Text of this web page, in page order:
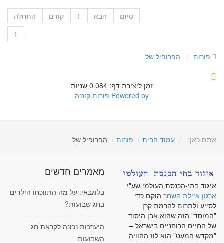
התחלה קודם 1 הבא
סיום
1
פורום הפרופיל של
זמן ליצירת דף: 0.084 שניות
Powered by פורום קוננה
אתם כאן: עמוד הבית פורום הפרופיל של
איגוד בתי-הכנסת העולמי שע"י
ארגון איילת השחר הוקם כדי
לסייע ולתרום להרמת קרן
"המוסד" הזה שהוא אבן היסוד
של החיים הרוחניים בישראל –
"מקדש המעט" הוא לוז ההוויה
מאמרים חדשים
בלוגבאי: על מה התווכחו הילדים
בחג שבועות?
היערכות נכונה לקראת חג
השבועות